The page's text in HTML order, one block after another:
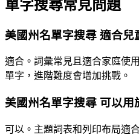
單字搜尋常見問題
美國州名單字搜尋 適合兒
適合。詞彙常見且適合家庭使
單字，進階難度會增加挑戰。
美國州名單字搜尋 可以用
可以。主題詞表和列印布局適